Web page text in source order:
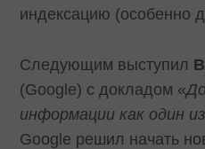
индексацию (особенно
Следующим выступил
(Google) с докладом «
информации как один
Google решил начать